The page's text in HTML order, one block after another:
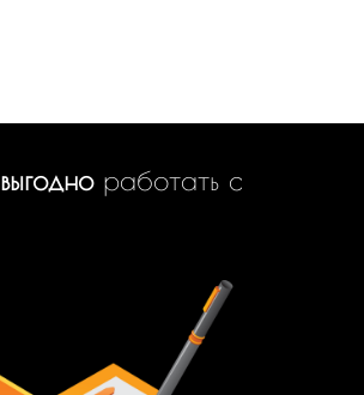
выгодноработать с